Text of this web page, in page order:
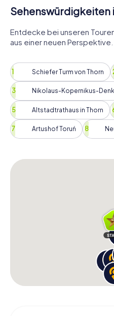
Sehenswürdigkeiten
Entdecke bei unseren
aus einer neuen Perspektive.
Schiefer Turm von Thorn
Nikolaus-Kopernikus-
Altstadtrathaus in Thorn
Artushof Toruń